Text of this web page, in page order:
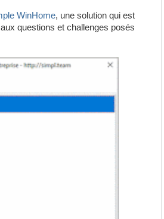
WinHome, une solution qui est
questions et challenges posés